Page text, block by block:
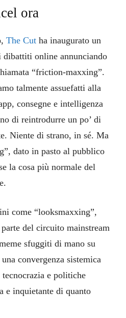
ora
The Cut ha inaugurato un
online annunciando
“friction-maxxing”.
talmente assuefatti alla
consegne e intelligenza
di reintrodurre un po’ di
Niente di strano, in sé. Ma
dato in pasto al pubblico
la cosa più normale del
come “looksmaxxing”,
parte del circuito mainstream
sfuggiti di mano su
convergenza sistemica
e politiche
e inquietante di quanto